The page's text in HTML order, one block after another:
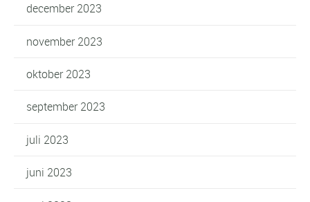
december 2023
november 2023
oktober 2023
september 2023
juli 2023
juni 2023